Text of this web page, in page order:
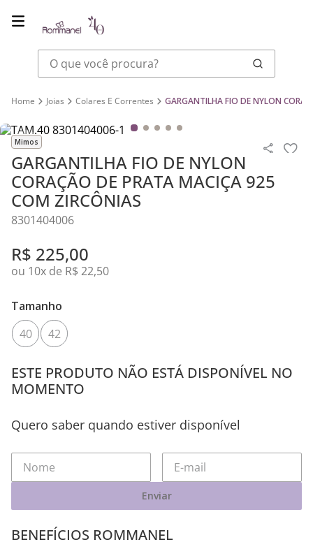
O que você procura?
Joias Colares E Correntes GARGANTILHA FIO DE NYLON
Mimos
GARGANTILHA FIO DE NYLON
CORAÇÃO DE PRATA MACIÇA 925
COM ZIRCÔNIAS
8301404006
R$ 225,00
ou 10x de R$ 22,50
Tamanho
40
42
ESTE PRODUTO NÃO ESTÁ DISPONÍVEL NO
MOMENTO
Quero saber quando estiver disponível
Enviar
BENEFÍCIOS ROMMANEL